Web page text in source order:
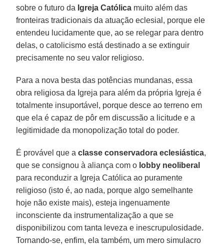
sobre o futuro da Igreja Católica muito além das
fronteiras tradicionais da atuação eclesial, porque ele
entendeu lucidamente que, ao se relegar para dentro
delas, o catolicismo está destinado a se extinguir
precisamente no seu valor religioso.
Para a nova besta das potências mundanas, essa
obra religiosa da Igreja para além da própria Igreja é
totalmente insuportável, porque desce ao terreno em
que ela é capaz de pôr em discussão a licitude e a
legitimidade da monopolização total do poder.
É provável que aclasse conservadora eclesiástica,
que se consignou à aliança com o lobby neoliberal
para reconduzir a Igreja Católica ao puramente
religioso (isto é, ao nada, porque algo semelhante
hoje não existe mais), esteja ingenuamente
inconsciente da instrumentalização a que se
disponibilizou com tanta leveza e inescrupulosidade.
Tornando-se, enfim, ela também, um mero simulacro